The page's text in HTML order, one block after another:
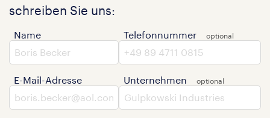
schreiben Sie uns:
Name
E-Mail-Adresse
Telefonnummer
Unternehmen